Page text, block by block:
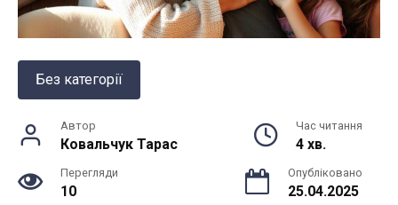
Без категорії
Автор
Ковальчук Тарас
Час читання
4 хв.
Перегляди
10
Опубліковано
25.04.2025